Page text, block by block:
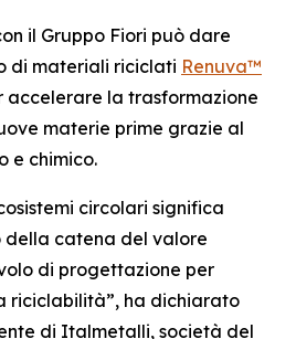
il Gruppo Fiori può dare
di materiali riciclati Renuva™
accelerare la trasformazione
materie prime grazie al
e chimico.
circolari significa
della catena del valore
di progettazione per
riciclabilità”, ha dichiarato
di Italmetalli, società del